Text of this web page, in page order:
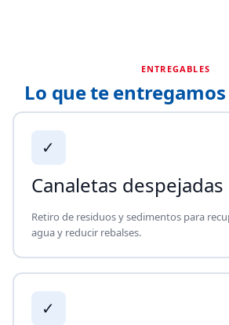
ENTREGABLES
Lo que te
✓
Canaletas despejadas
Retiro de residuos y sedimentos para
agua y reducir rebalses.
✓